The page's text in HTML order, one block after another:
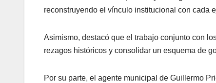
reconstruyendo el vínculo institucional con cada
Asimismo, destacó que el trabajo conjunto con
rezagos históricos y consolidar un esquema de
Por su parte, el agente municipal de Guillermo